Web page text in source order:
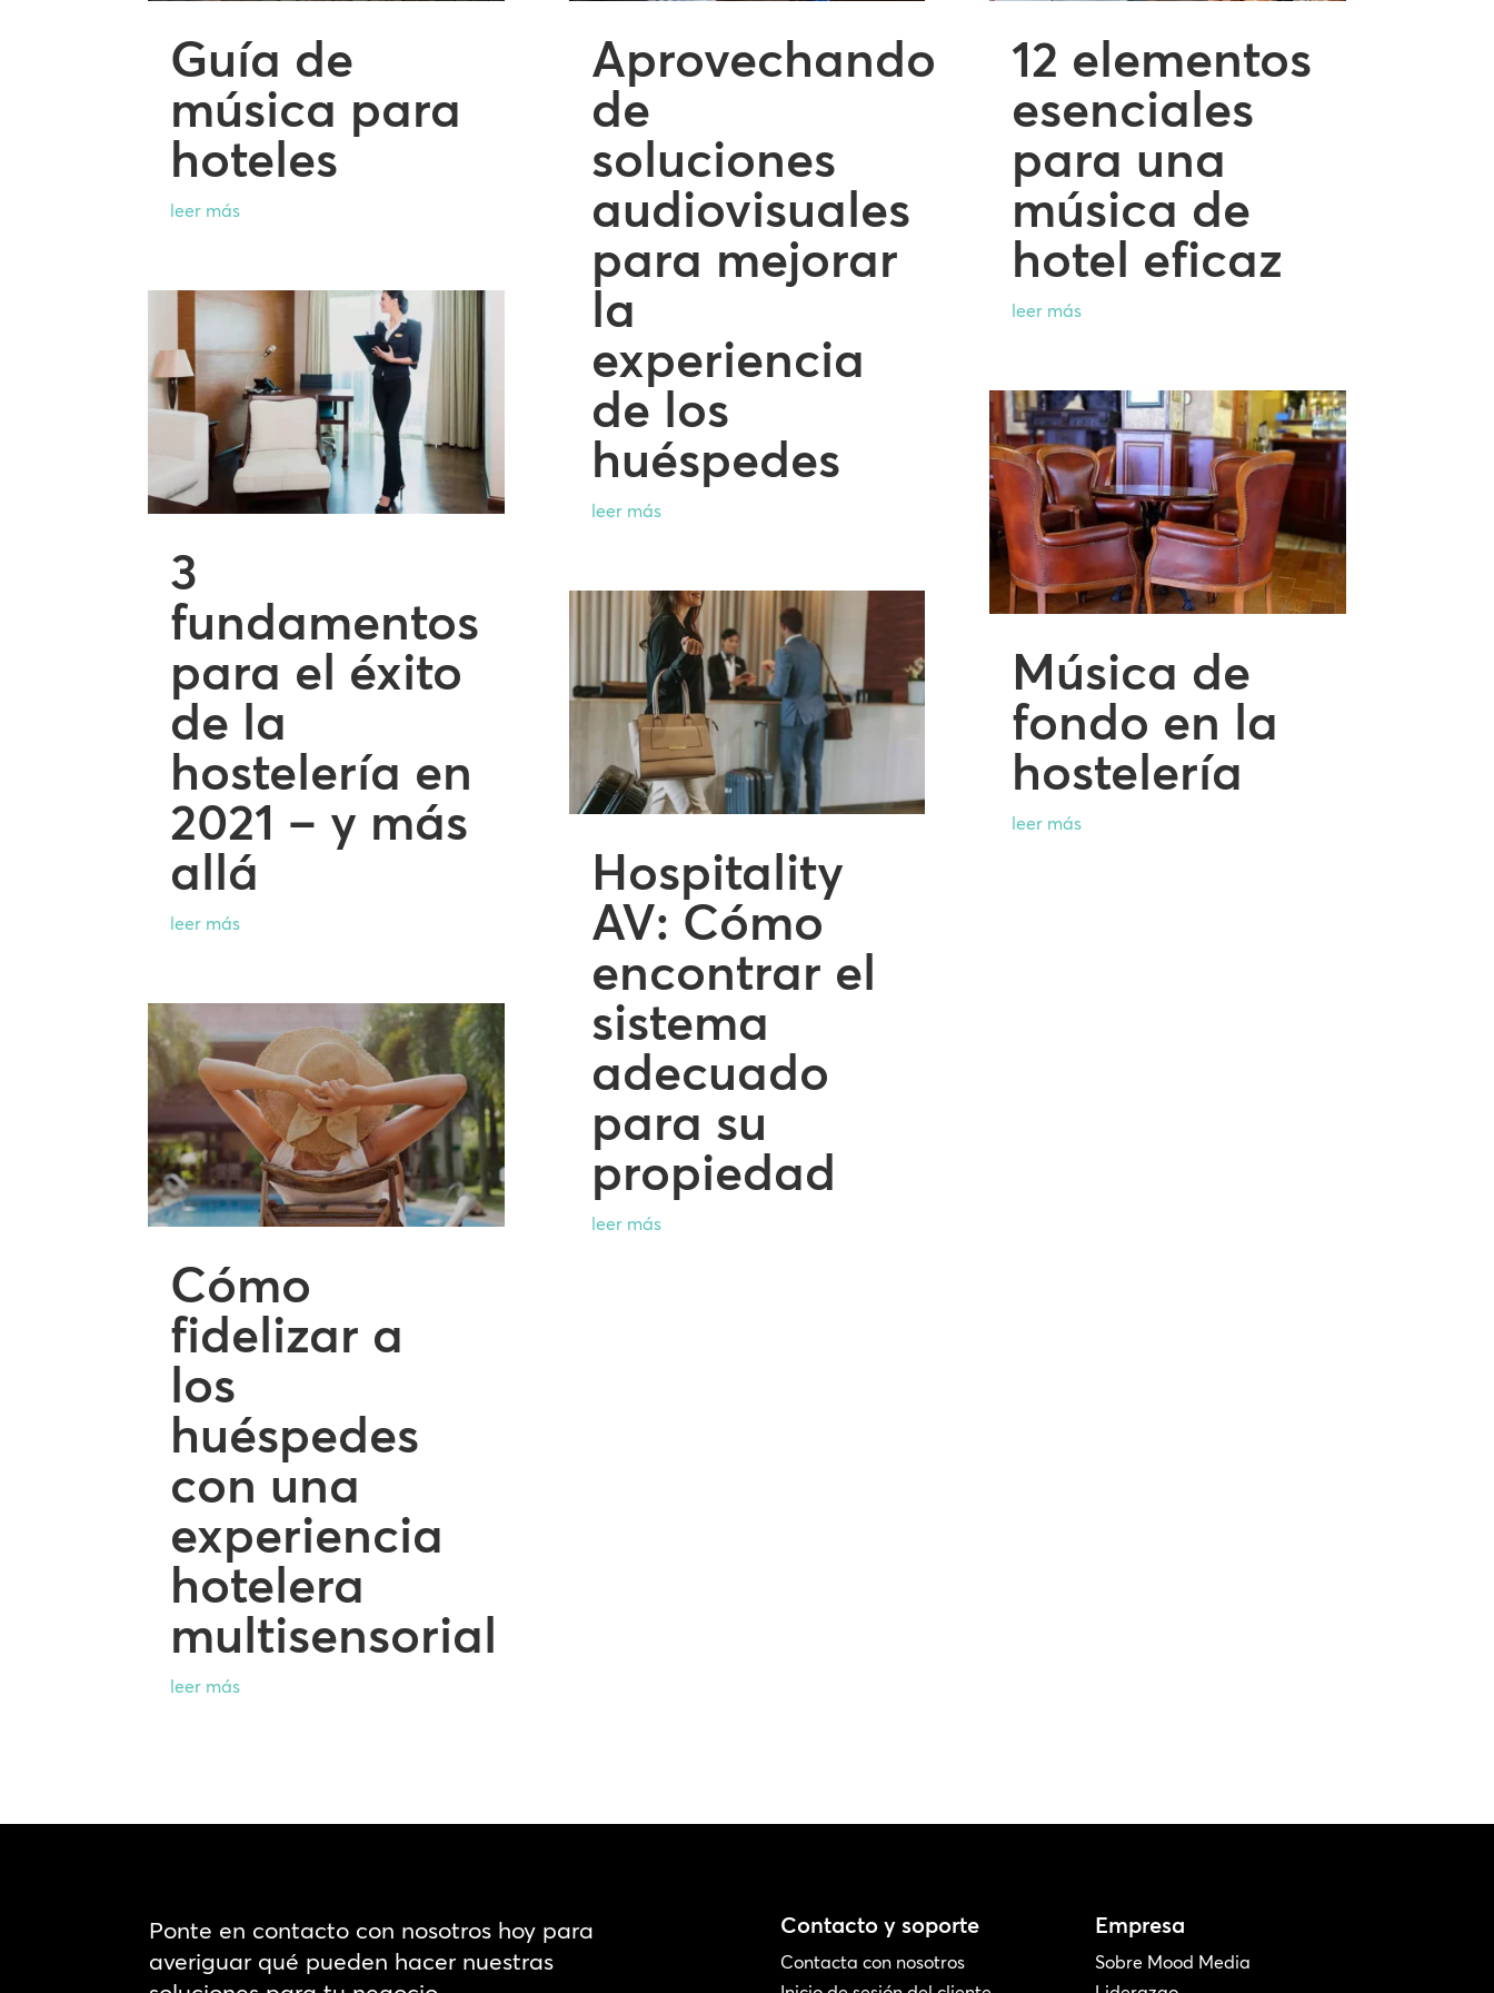
Guía de
música para
hoteles
leer más
3
fundamentos
para el éxito
de la
hostelería en
2021 – y más
allá
leer más
Cómo
fidelizar a
los
huéspedes
con una
experiencia
hotelera
multisensorial
leer más
Aprovechando
de
soluciones
audiovisuales
para mejorar
la
experiencia
de los
huéspedes
leer más
Hospitality
AV: Cómo
encontrar el
sistema
adecuado
para su
propiedad
leer más
12 elementos
esenciales
para una
música de
hotel eficaz
leer más
Música de
fondo en la
hostelería
leer más
Ponte en contacto con nosotros hoy para
averiguar qué pueden hacer nuestras
Contacto y soporte
Contacta con nosotros
Empresa
Sobre Mood Media